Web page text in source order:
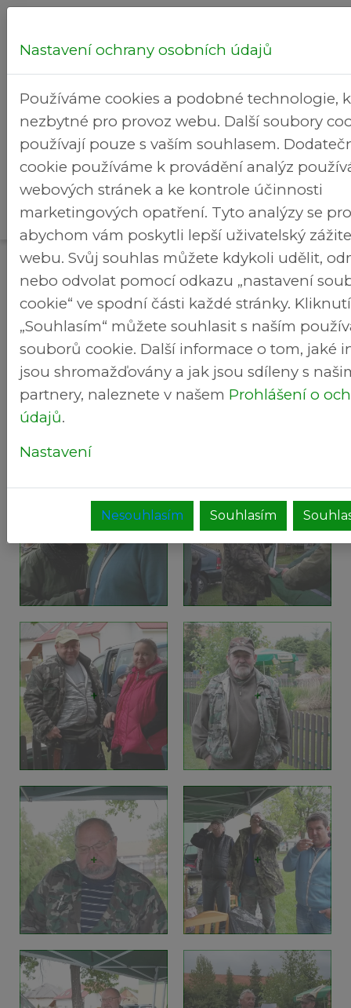
Hledej...
Brezineves.cz >
Kultura
čas
Rekreační
areál
Fotogalerie
+ +
+ +
+ +
+ +
Nastavení ochrany osobních údajů
Používáme cookies a podobné technologie,
nezbytné pro provoz webu. Další soubory
používají pouze s vaším souhlasem.
cookie používáme k provádění analýz
webových stránek a ke kontrole účinnosti
marketingových opatření. Tyto analýzy se
abychom vám poskytli lepší uživatelský
webu. Svůj souhlas můžete kdykoli udělit,
nebo odvolat pomocí odkazu „nastavení
cookie“ ve spodní části každé stránky.
„Souhlasím“ můžete souhlasit s naším
souborů cookie. Další informace o tom, jaké
jsou shromažďovány a jak jsou sdíleny s
partnery, naleznete v našem Prohlášení o
údajů.
Nastavení
Nesouhlasím Souhlasím